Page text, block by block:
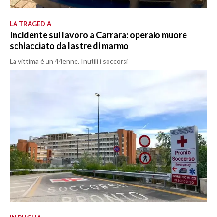
LA TRAGEDIA
Incidente sul lavoro a Carrara: operaio muore
schiacciato da lastre di marmo
La vittima è un 44enne. Inutili i soccorsi